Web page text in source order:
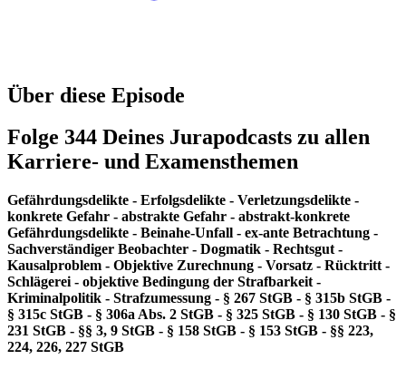
Über diese Episode
Folge 344 Deines Jurapodcasts zu allen
Karriere- und Examensthemen
Gefährdungsdelikte - Erfolgsdelikte - Verletzungsdelikte -
konkrete Gefahr - abstrakte Gefahr - abstrakt-konkrete
Gefährdungsdelikte - Beinahe-Unfall - ex-ante Betrachtung -
Sachverständiger Beobachter - Dogmatik - Rechtsgut -
Kausalproblem - Objektive Zurechnung - Vorsatz - Rücktritt -
Schlägerei - objektive Bedingung der Strafbarkeit -
Kriminalpolitik - Strafzumessung - § 267 StGB - § 315b StGB -
§ 315c StGB - § 306a Abs. 2 StGB - § 325 StGB - § 130 StGB - §
231 StGB - §§ 3, 9 StGB - § 158 StGB - § 153 StGB - §§ 223,
224, 226, 227 StGB